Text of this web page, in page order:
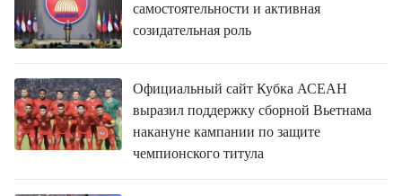
самостоятельности и активная
созидательная роль
Официальный сайт Кубка АСЕАН
выразил поддержку сборной Вьетнама
накануне кампании по защите
чемпионского титула